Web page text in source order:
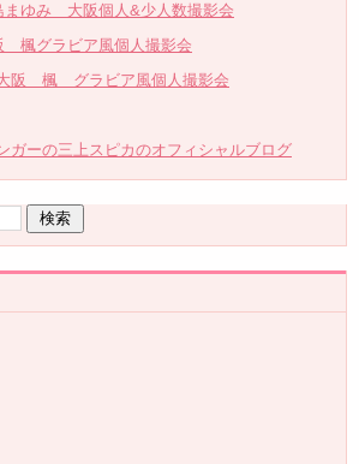
まゆみ 大阪個人&少人数撮影会
楓グラビア風個人撮影会
阪 楓 グラビア風個人撮影会
ガーの三上スピカのオフィシャルブログ